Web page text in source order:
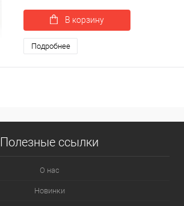
В корзину
Подробнее
Полезные ссылки
О нас
Новинки